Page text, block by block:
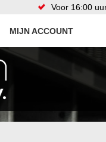
Voor 16:00
MIJN ACCOUNT